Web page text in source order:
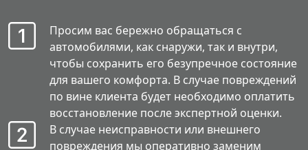
Просим вас бережно обращаться с
автомобилями, как снаружи, так и внутри,
чтобы сохранить его безупречное состояние
для вашего комфорта. В случае повреждений
по вине клиента будет необходимо оплатить
восстановление после экспертной оценки.
В случае неисправности или внешнего
повреждения мы оперативно заменим